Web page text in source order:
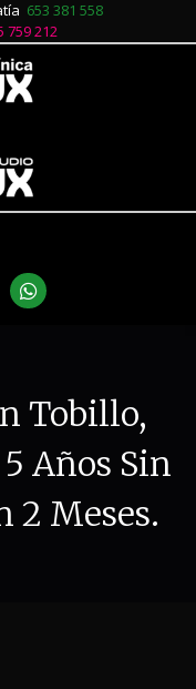
653 381 558
759 212
Tobillo,
Años Sin
2 Meses.